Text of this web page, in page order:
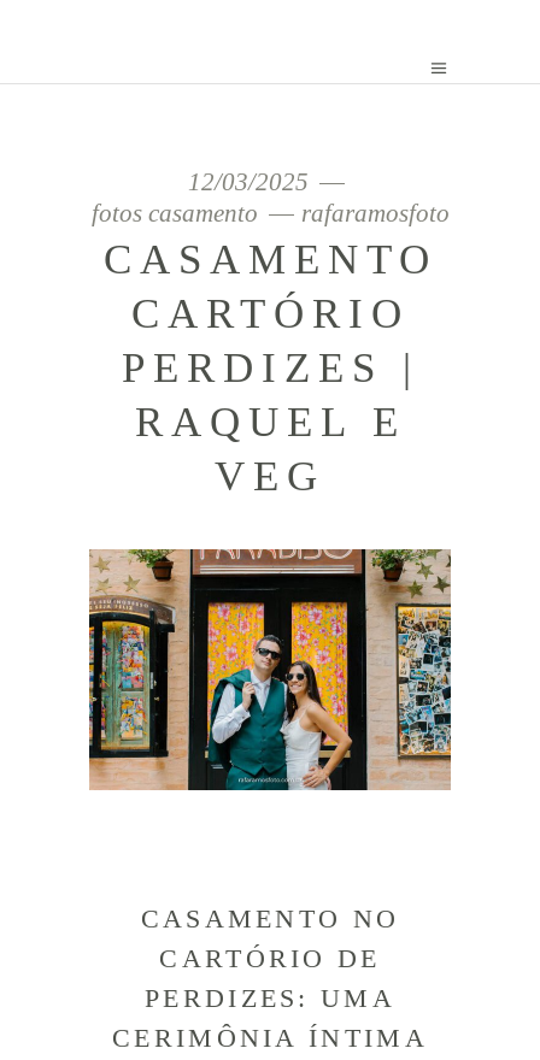
12/03/2025
fotos casamento
rafaramosfoto
CASAMENTO
CARTÓRIO
PERDIZES |
RAQUEL E
VEG
CASAMENTO NO
CARTÓRIO DE
PERDIZES: UMA
CERIMÔNIA ÍNTIMA